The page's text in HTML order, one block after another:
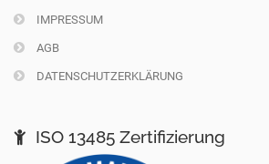
IMPRESSUM
AGB
DATENSCHUTZERKLÄRUNG
ISO 13485 Zertifizierung